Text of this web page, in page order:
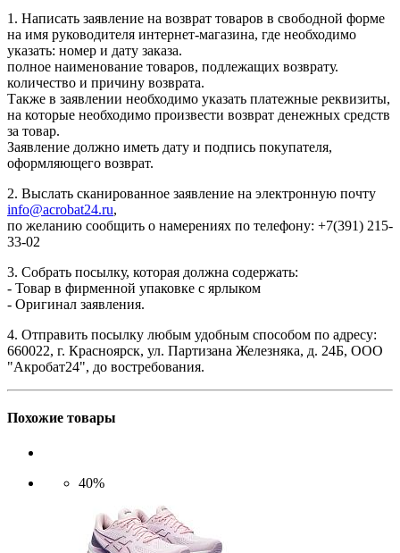
1. Написать заявление на возврат товаров в свободной форме
на имя руководителя интернет-магазина, где необходимо
указать: номер и дату заказа.
полное наименование товаров, подлежащих возврату.
количество и причину возврата.
Также в заявлении необходимо указать платежные реквизиты,
на которые необходимо произвести возврат денежных средств
за товар.
Заявление должно иметь дату и подпись покупателя,
оформляющего возврат.
2. Выслать сканированное заявление на электронную почту
info@acrobat24.ru,
по желанию сообщить о намерениях по телефону: +7(391) 215-
33-02
3. Собрать посылку, которая должна содержать:
- Товар в фирменной упаковке с ярлыком
- Оригинал заявления.
4. Отправить посылку любым удобным способом по адресу:
660022, г. Красноярск, ул. Партизана Железняка, д. 24Б, ООО
"Акробат24", до востребования.
Похожие товары
40%